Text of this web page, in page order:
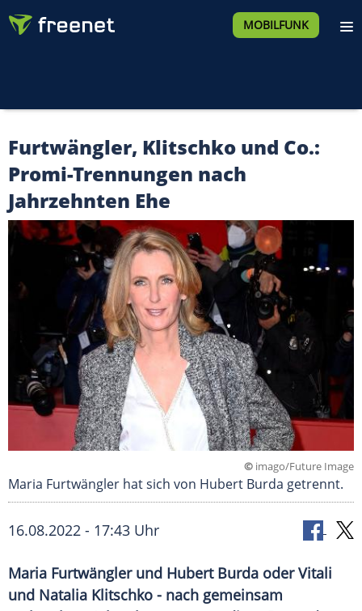
MOBILFUNK
Furtwängler, Klitschko und Co.:
Promi-Trennungen nach
Jahrzehnten Ehe
© imago/Future Image
Maria Furtwängler hat sich von Hubert Burda getrennt.
16.08.2022 - 17:43 Uhr
Maria Furtwängler und Hubert Burda oder Vitali
und Natalia Klitschko - nach gemeinsam